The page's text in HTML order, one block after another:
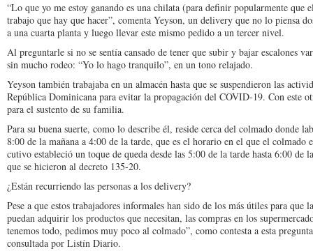
“Lo que yo me estoy ga­nando es una chilata (para definir popularmente
trabajo que hay que hacer”, comenta Yeyson, un delivery que no lo piensa
a una cuarta planta y luego llevar este mismo pedido a un tercer nivel.
Al preguntarle si no se sentía cansado de tener que subir y bajar escalo­nes
sin mucho rodeo: “Yo lo hago tranquilo”, en un tono re­lajado.
Yeyson también traba­jaba en un almacén has­ta que se suspendieron las
República Do­minicana para evitar la pro­pagación del COVID-19. Con este
para el sustento de su familia.
Para su buena suerte, como lo describe él, resi­de cerca del colmado don­de
8:00 de la mañana a 4:00 de la tarde, que es el horario en el que el
cutivo estableció un toque de queda desde las 5:00 de la tarde hasta 6:00 de
que se hicieron al decreto 135-20.
¿Están recurriendo las personas a los delivery?
Pese a que estos trabaja­dores informales han sido de los más útiles para que
puedan ad­quirir los productos que ne­cesitan, las compras en los
tenemos todo, pedimos muy poco al colmado”, co­mo contesta a esta
consultada por Listín Diario.